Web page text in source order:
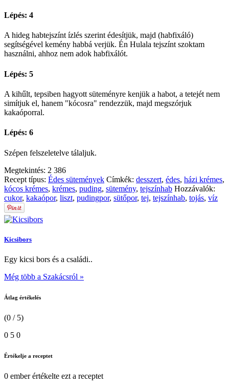
Lépés: 4
A hideg habtejszínt ízlés szerint édesítjük, majd (habfixáló)
segítségével kemény habbá verjük. Én Hulala tejszínt szoktam
használni, ahhoz nem adok habfixálót.
Lépés: 5
A kihűlt, tepsiben hagyott süteményre kenjük a habot, a tetejét nem
simítjuk el, hanem "kócosra" rendezzük, majd megszórjuk
kakaóporral.
Lépés: 6
Szépen felszeletelve tálaljuk.
Megtekintés: 2 386
Recept típus: Édes sütemények Címkék: desszert, édes, házi krémes,
kócos krémes, krémes, puding, sütemény, tejszínhab Hozzávalók:
cukor, kakaópor, liszt, pudingpor, sütőpor, tej, tejszínhab, tojás, víz
Kicsibors
Egy kicsi bors és a családi..
Még több a Szakácsról »
Átlag értékelés
(0 / 5)
0 5 0
Értékelje a receptet
0 emberértékelte ezt a receptet